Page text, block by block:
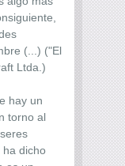
(...) ("El
Ltda.)
hay un
torno al
ha dicho